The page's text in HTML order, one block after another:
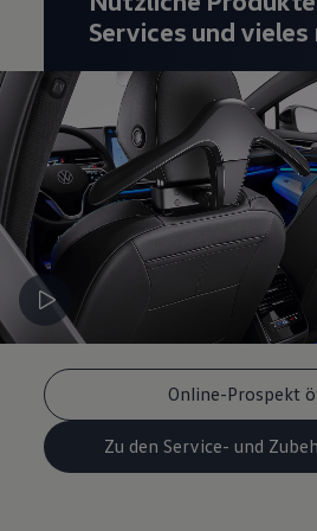
Magazin
Lifestyle
Familie
Elektromobilität
Volkswagen R
Pannen- und Unfallhilfe
Volkswagen
Online-Prospekt
Zu den Service- und
Services und vieles